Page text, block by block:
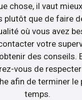
chose, il vaut
plutôt que de faire
où vous avez
votre
des conseils.
vous de
afin de terminer le
temps.